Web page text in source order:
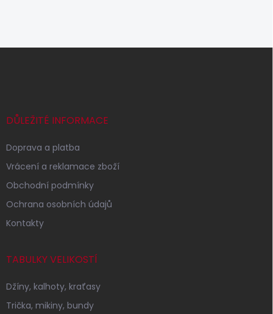
Z
DŮLEŽITÉ INFORMACE
Doprava a platba
Vrácení a reklamace zboží
Obchodní podmínky
Ochrana osobních údajů
Kontakty
TABULKY VELIKOSTÍ
Džíny, kalhoty, kraťasy
Trička, mikiny, bundy